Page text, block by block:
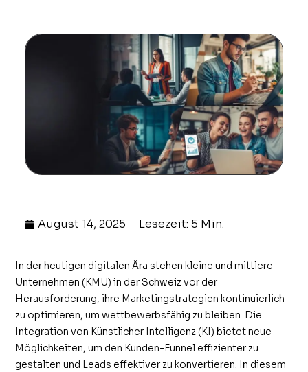
August 14, 2025 Lesezeit: 5 Min.
In der heutigen digitalen Ära stehen kleine und mittlere
Unternehmen (KMU) in der Schweiz vor der
Herausforderung, ihre Marketingstrategien kontinuierlich
zu optimieren, um wettbewerbsfähig zu bleiben. Die
Integration von Künstlicher Intelligenz (KI) bietet neue
Möglichkeiten, um den Kunden-Funnel effizienter zu
gestalten und Leads effektiver zu konvertieren. In diesem